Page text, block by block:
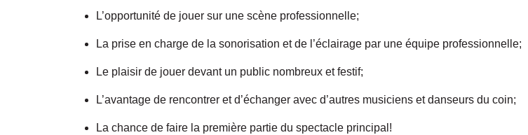
L’opportunité de jouer sur une scène professionnelle;
La prise en charge de la sonorisation et de l’éclairage par une équipe professionnelle;
Le plaisir de jouer devant un public nombreux et festif;
L’avantage de rencontrer et d’échanger avec d’autres musiciens et danseurs du coin;
La chance de faire la première partie du spectacle principal!